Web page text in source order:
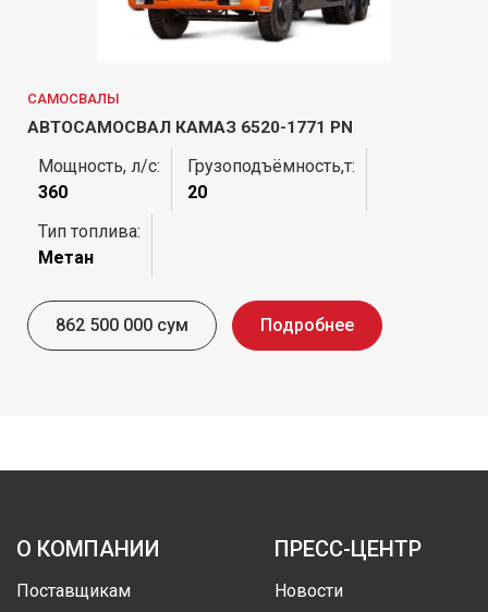
САМОСВАЛЫ
АВТОСАМОСВАЛ КАМАЗ 6520-1771 PN
Мощность, л/с:
360
Грузоподъёмность,т:
20
Тип топлива:
Метан
862 500 000 сум Подробнее
О КОМПАНИИ
Поставщикам
ПРЕСС-ЦЕНТР
Новости